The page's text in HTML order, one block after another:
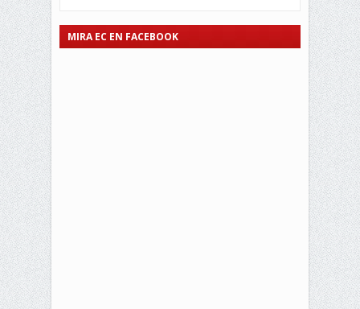
MIRA EC EN FACEBOOK